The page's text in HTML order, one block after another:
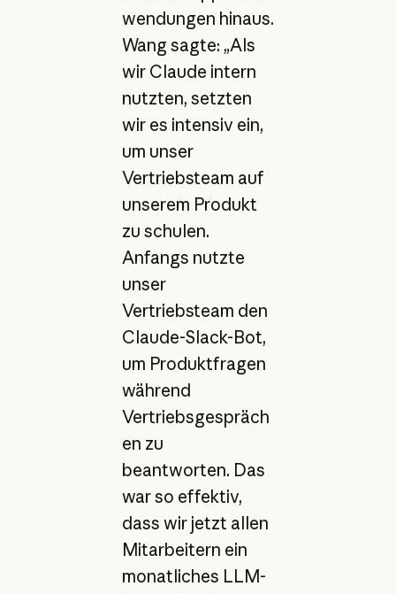
wendungen hinaus.
Wang sagte: „Als
wir Claude intern
nutzten, setzten
wir es intensiv ein,
um unser
Vertriebsteam auf
unserem Produkt
zu schulen.
Anfangs nutzte
unser
Vertriebsteam den
Claude-Slack-Bot,
um Produktfragen
während
Vertriebsgespräch
en zu
beantworten. Das
war so effektiv,
dass wir jetzt allen
Mitarbeitern ein
monatliches LLM-